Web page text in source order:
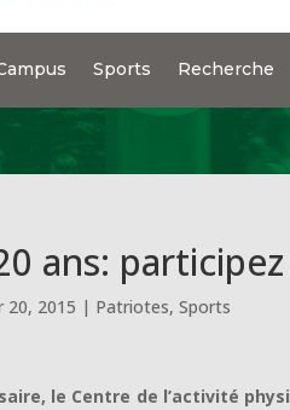
Sports Recherche
ans:
20, 2015 | Patriotes,Sports
le Centre de l’activité